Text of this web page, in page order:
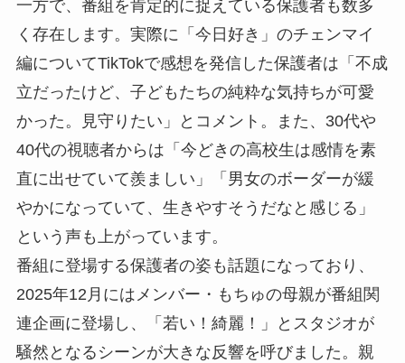
一方で、番組を肯定的に捉えている保護者も数多
く存在します。実際に「今日好き」のチェンマイ
編についてTikTokで感想を発信した保護者は「不成
立だったけど、子どもたちの純粋な気持ちが可愛
かった。見守りたい」とコメント。また、30代や
40代の視聴者からは「今どきの高校生は感情を素
直に出せていて羨ましい」「男女のボーダーが緩
やかになっていて、生きやすそうだなと感じる」
という声も上がっています。
番組に登場する保護者の姿も話題になっており、
2025年12月にはメンバー・もちゅの母親が番組関
連企画に登場し、「若い！綺麗！」とスタジオが
騒然となるシーンが大きな反響を呼びました。親